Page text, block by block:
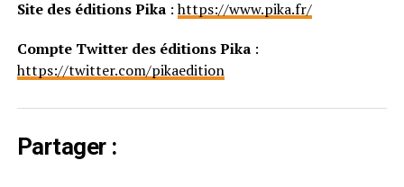
Site des éditions Pika:https://www.pika.fr/
Compte Twitter des éditions Pika :
https://twitter.com/pikaedition
Partager :